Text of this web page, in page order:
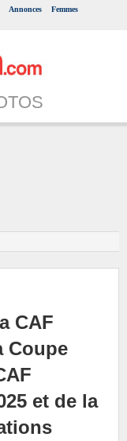
Annonces
Femmes
CAF
Coupe
et de la